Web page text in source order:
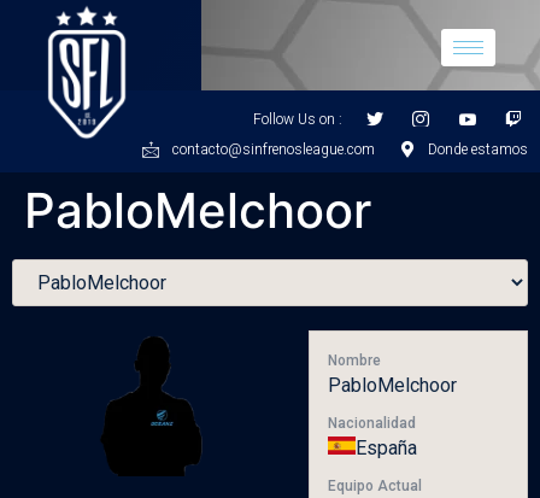
Follow Us on :
contacto@sinfrenosleague.com
Donde estamos
PabloMelchoor
Nombre
PabloMelchoor
Nacionalidad
España
Equipo Actual